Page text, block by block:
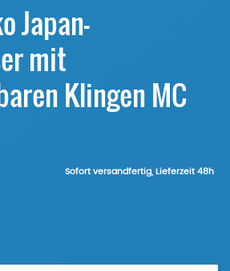
Japan-
mit
Klingen MC
Sofort versandfertig, Lieferzeit 48h